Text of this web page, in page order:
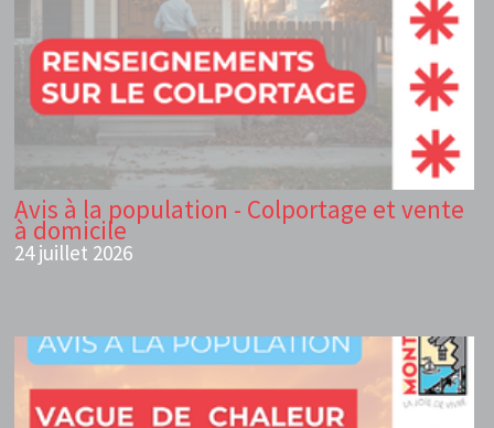
Avis à la population - Colportage et vente
à domicile
24 juillet 2026